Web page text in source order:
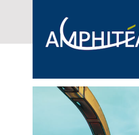
ABONNEZ-VOUS À